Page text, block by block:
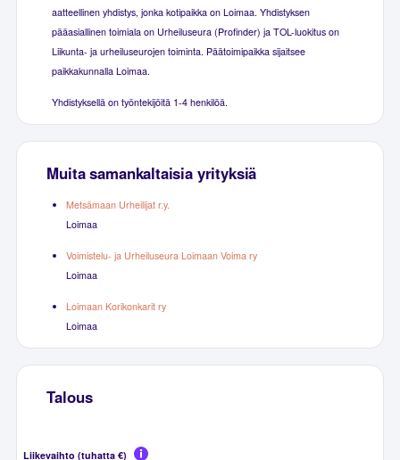
aatteellinen yhdistys, jonka kotipaikka on Loimaa. Yhdistyksen
pääasiallinen toimiala on Urheiluseura (Profinder) ja TOL-luokitus on
Liikunta- ja urheiluseurojen toiminta. Päätoimipaikka sijaitsee
paikkakunnalla Loimaa.
Yhdistyksellä on työntekijöitä 1-4 henkilöä.
Muita samankaltaisia yrityksiä
Metsämaan Urheilijat r.y.
Loimaa
Voimistelu- ja Urheiluseura Loimaan Voima ry
Loimaa
Loimaan Korikonkarit ry
Loimaa
Talous
Liikevaihto (tuhatta €)